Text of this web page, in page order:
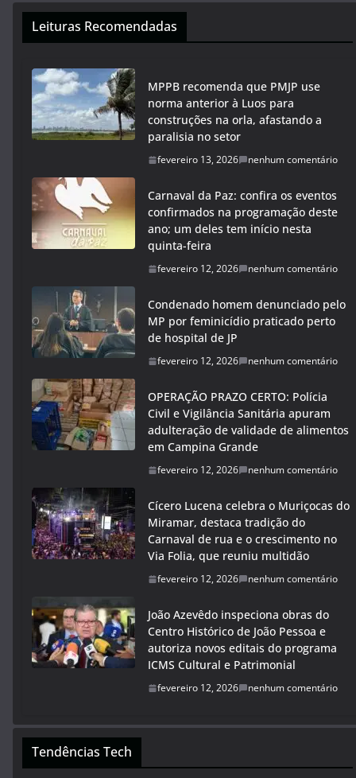
Leituras Recomendadas
MPPB recomenda que PMJP use
norma anterior à Luos para
construções na orla, afastando a
paralisia no setor
fevereiro 13, 2026 nenhum comentário
Carnaval da Paz: confira os eventos
confirmados na programação deste
ano; um deles tem início nesta
quinta-feira
fevereiro 12, 2026 nenhum comentário
Condenado homem denunciado pelo
MP por feminicídio praticado perto
de hospital de JP
fevereiro 12, 2026 nenhum comentário
OPERAÇÃO PRAZO CERTO: Polícia
Civil e Vigilância Sanitária apuram
adulteração de validade de alimentos
em Campina Grande
fevereiro 12, 2026 nenhum comentário
Cícero Lucena celebra o Muriçocas do
Miramar, destaca tradição do
Carnaval de rua e o crescimento no
Via Folia, que reuniu multidão
fevereiro 12, 2026 nenhum comentário
João Azevêdo inspeciona obras do
Centro Histórico de João Pessoa e
autoriza novos editais do programa
ICMS Cultural e Patrimonial
fevereiro 12, 2026 nenhum comentário
Tendências Tech